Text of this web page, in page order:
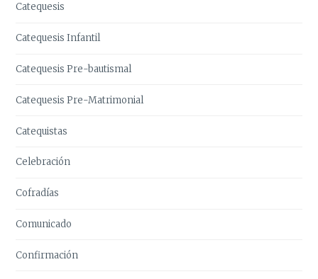
Catequesis
Catequesis Infantil
Catequesis Pre-bautismal
Catequesis Pre-Matrimonial
Catequistas
Celebración
Cofradías
Comunicado
Confirmación